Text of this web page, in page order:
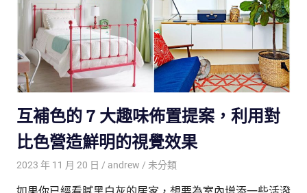
互補色的 7 大趣味佈置提案，利用對
比色營造鮮明的視覺效果
2023 年 11 月 20 日 andrew 未分類